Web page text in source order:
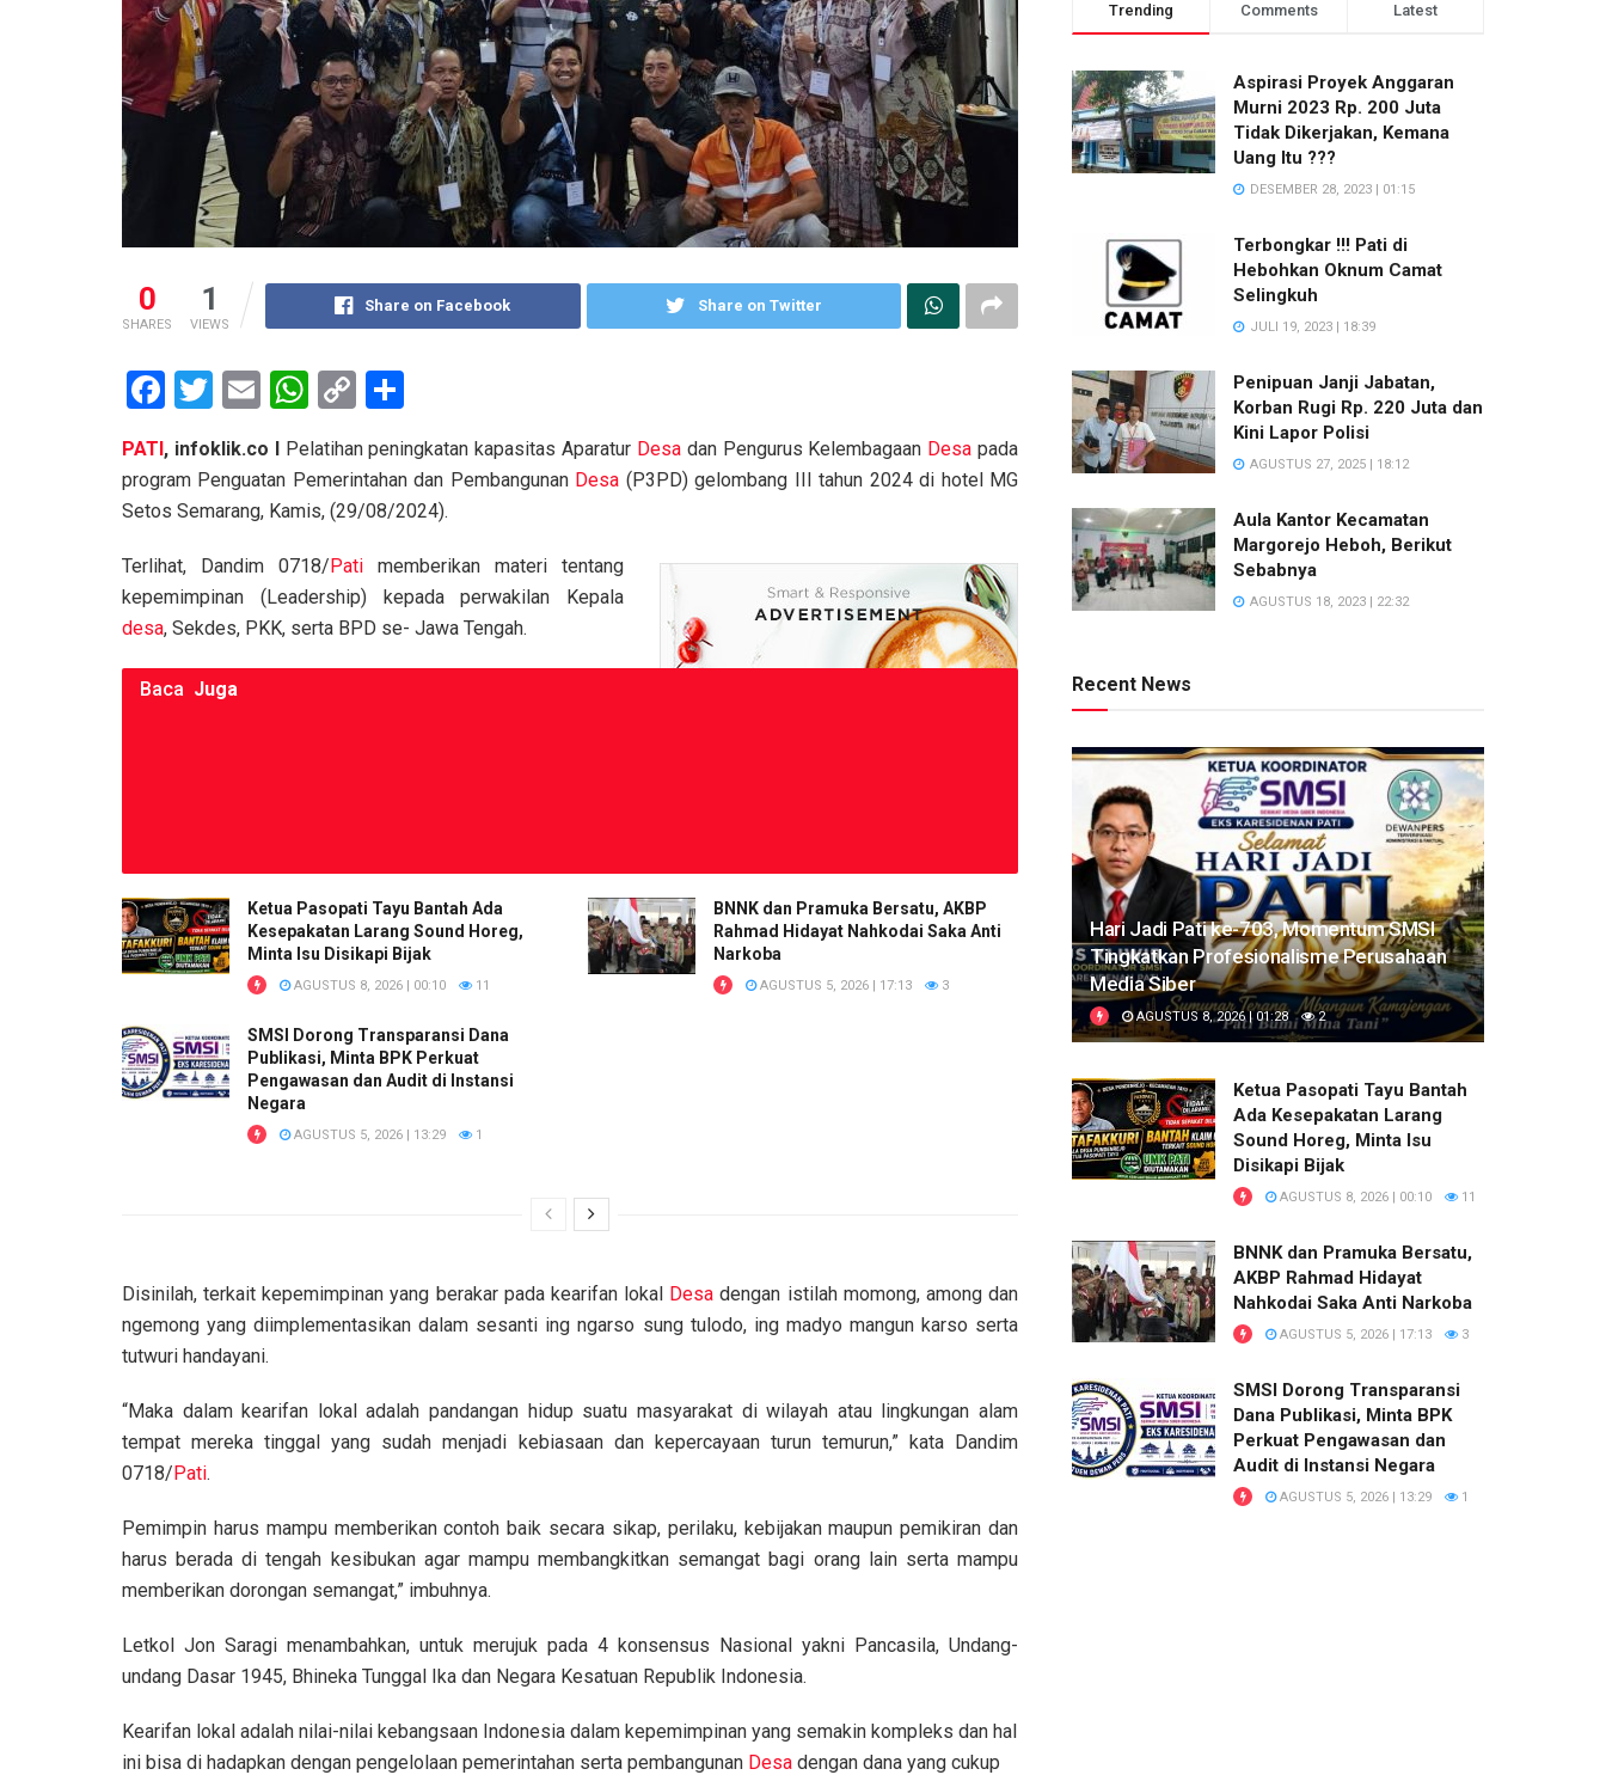
0
SHARES
1
VIEWS
Share on Facebook Share on Twitter
F
ce
b
o
k
T
tt
er
E
ail
W
at
s
p
p
C
py
Li
k
ar
e
PATI, infoklik.co IPelatihan peningkatan kapasitas Aparatur Desadan Pengurus Kelembagaan Desa pada
program Penguatan Pemerintahan dan Pembangunan Desa (P3PD) gelombang III tahun 2024 di hotel MG
Setos Semarang, Kamis, (29/08/2024).
Terlihat, Dandim 0718/Pati memberikan materi tentang
kepemimpinan (Leadership) kepada perwakilan Kepala
desa, Sekdes, PKK, serta BPD se- Jawa Tengah.
Baca Juga
Ketua Pasopati Tayu Bantah Ada
Kesepakatan Larang Sound Horeg,
Minta Isu Disikapi Bijak
AGUSTUS 8, 2026 | 00:10 11
BNNK dan Pramuka Bersatu, AKBP
Rahmad Hidayat Nahkodai Saka Anti
Narkoba
AGUSTUS 5, 2026 | 17:13 3
SMSI Dorong Transparansi Dana
Publikasi, Minta BPK Perkuat
Pengawasan dan Audit di Instansi
Negara
AGUSTUS 5, 2026 | 13:29 1
Disinilah, terkait kepemimpinan yang berakar pada kearifan lokal Desa dengan istilah momong, among dan
ngemong yang diimplementasikan dalam sesanti ing ngarso sung tulodo, ing madyo mangun karso serta
tutwuri handayani.
“Maka dalam kearifan lokal adalah pandangan hidup suatu masyarakat di wilayah atau lingkungan alam
tempat mereka tinggal yang sudah menjadi kebiasaan dan kepercayaan turun temurun,” kata Dandim
0718/Pati.
Pemimpin harus mampu memberikan contoh baik secara sikap, perilaku, kebijakan maupun pemikiran dan
harus berada di tengah kesibukan agar mampu membangkitkan semangat bagi orang lain serta mampu
memberikan dorongan semangat,” imbuhnya.
Letkol Jon Saragi menambahkan, untuk merujuk pada 4 konsensus Nasional yakni Pancasila, Undang-
undang Dasar 1945, Bhineka Tunggal Ika dan Negara Kesatuan Republik Indonesia.
Kearifan lokal adalah nilai-nilai kebangsaan Indonesia dalam kepemimpinan yang semakin kompleks dan hal
ini bisa di hadapkan dengan pengelolaan pemerintahan serta pembangunan Desa dengan dana yang cukup
Trending Comments Latest
Aspirasi Proyek Anggaran
Murni 2023 Rp. 200 Juta
Tidak Dikerjakan, Kemana
Uang Itu ???
DESEMBER 28, 2023 | 01:15
Terbongkar !!! Pati di
Hebohkan Oknum Camat
Selingkuh
JULI 19, 2023 | 18:39
Penipuan Janji Jabatan,
Korban Rugi Rp. 220 Juta dan
Kini Lapor Polisi
AGUSTUS 27, 2025 | 18:12
Aula Kantor Kecamatan
Margorejo Heboh, Berikut
Sebabnya
AGUSTUS 18, 2023 | 22:32
Recent News
Hari Jadi Pati ke-703, Momentum SMSI
Tingkatkan Profesionalisme Perusahaan
Media Siber
AGUSTUS 8, 2026 | 01:28 2
Ketua Pasopati Tayu Bantah
Ada Kesepakatan Larang
Sound Horeg, Minta Isu
Disikapi Bijak
AGUSTUS 8, 2026 | 00:10 11
BNNK dan Pramuka Bersatu,
AKBP Rahmad Hidayat
Nahkodai Saka Anti Narkoba
AGUSTUS 5, 2026 | 17:13 3
SMSI Dorong Transparansi
Dana Publikasi, Minta BPK
Perkuat Pengawasan dan
Audit di Instansi Negara
AGUSTUS 5, 2026 | 13:29 1